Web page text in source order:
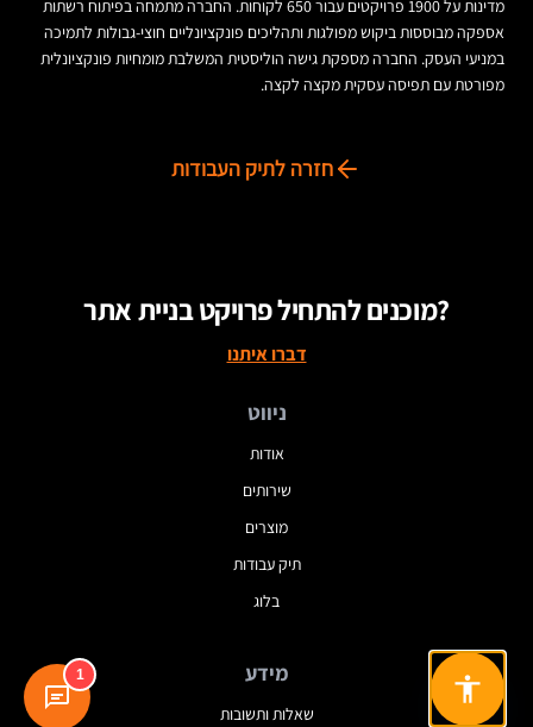
מדינות על 1900 פרויקטים עבור 650 לקוחות. החברה מתמחה בפיתוח רשתות
אספקה מבוססות ביקוש מפולגות ותהליכים פונקציונליים חוצי-גבולות לתמיכה
במניעי העסק. החברה מספקת גישה הוליסטית המשלבת מומחיות פונקציונלית
מפורטת עם תפיסה עסקית מקצה לקצה.
חזרה לתיק העבודות
מוכנים להתחיל פרויקט בניית אתר?
דברו איתנו
ניווט
אודות
שירותים
מוצרים
תיק עבודות
בלוג
מידע
שאלות ותשובות
1